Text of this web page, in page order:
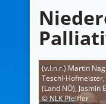
(v.l.n.r.) Martin
Teschl-Hofmeister,
(Land NÖ), Jasmin
© NLK Pfeiffer